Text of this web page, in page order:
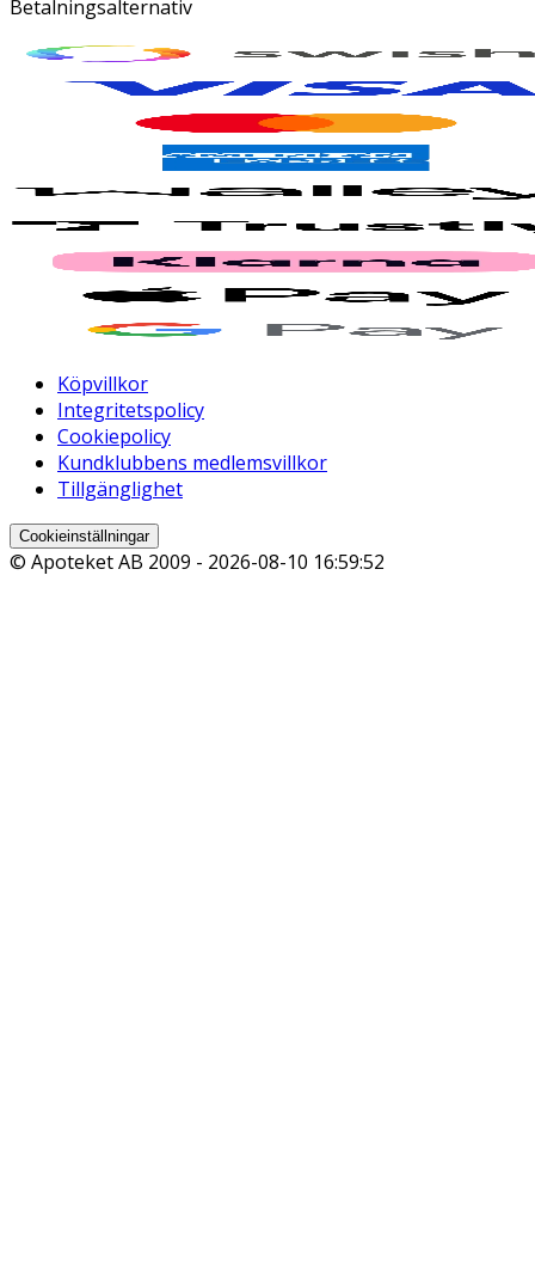
Betalningsalternativ
Köpvillkor
Integritetspolicy
Cookiepolicy
Kundklubbens medlemsvillkor
Tillgänglighet
Cookieinställningar
© Apoteket AB 2009 - 2026-08-10 16:59:52